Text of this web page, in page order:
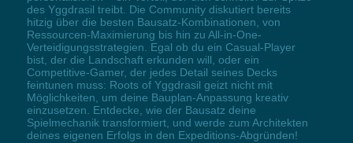
des Yggdrasil treibt. Die Community diskutiert bereits
hitzig über die besten Bausatz-Kombinationen, von
Ressourcen-Maximierung bis hin zu All-in-One-
Verteidigungsstrategien. Egal ob du ein Casual-Player
bist, der die Landschaft erkunden will, oder ein
Competitive-Gamer, der jedes Detail seines Decks
feintunen muss: Roots of Yggdrasil geizt nicht mit
Möglichkeiten, um deine Bauplan-Anpassung kreativ
einzusetzen. Entdecke, wie der Bausatz deine
Spielmechanik transformiert, und werde zum Architekten
deines eigenen Erfolgs in den Expeditions-Abgründen!